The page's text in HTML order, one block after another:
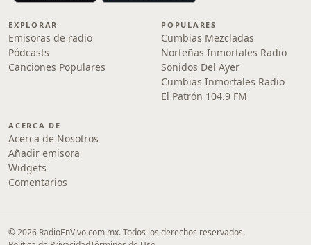
EXPLORAR
Emisoras de radio
Pódcasts
Canciones Populares
POPULARES
Cumbias Mezcladas
Norteñas Inmortales Radio
Sonidos Del Ayer
Cumbias Inmortales Radio
El Patrón 104.9 FM
ACERCA DE
Acerca de Nosotros
Añadir emisora
Widgets
Comentarios
© 2026 RadioEnVivo.com.mx. Todos los derechos reservados.